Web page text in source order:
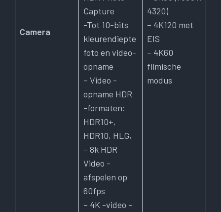
Camera
Capture
-Tot 10-bits
kleurendiepte
foto en video-
opname
– Video -
opname HDR
-formaten:
HDR10+,
HDR10, HLG,
– 8k HDR
Video -
afspelen op
60fps
– 4K -video -
4320)
– 4K120 met
EIS
– 4K60
filmische
modus